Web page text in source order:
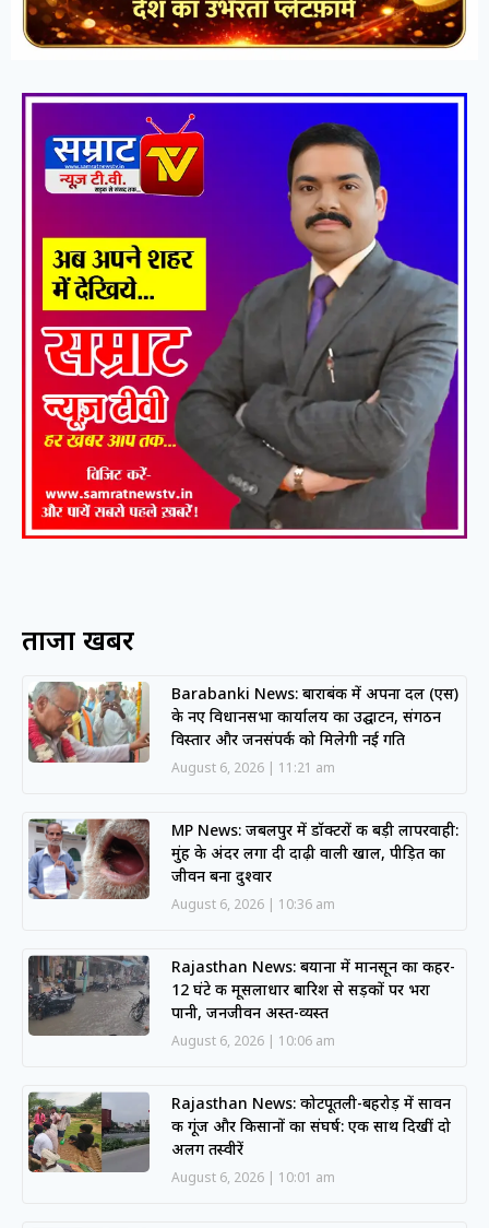
ताजा खबरें
Barabanki News: बाराबंकी में अपना दल (एस)
के नए विधानसभा कार्यालय का उद्घाटन, संगठन
विस्तार और जनसंपर्क को मिलेगी नई गति
August 6, 2026 11:21 am
MP News: जबलपुर में डॉक्टरों की बड़ी लापरवाही:
मुंह के अंदर लगा दी दाढ़ी वाली खाल, पीड़ित का
जीवन बना दुश्वार
August 6, 2026 10:36 am
Rajasthan News: बयाना में मानसून का कहर-
12 घंटे की मूसलाधार बारिश से सड़कों पर भरा
पानी, जनजीवन अस्त-व्यस्त
August 6, 2026 10:06 am
Rajasthan News: कोटपूतली-बहरोड़ में सावन
की गूंज और किसानों का संघर्ष: एक साथ दिखीं दो
अलग तस्वीरें
August 6, 2026 10:01 am